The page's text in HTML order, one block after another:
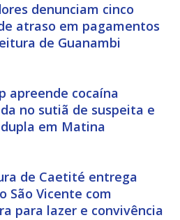
denunciam cinco
atraso em pagamentos
de Guanambi
apreende cocaína
no sutiã de suspeita e
em Matina
de Caetité entrega
São Vicente com
para lazer e convivência